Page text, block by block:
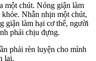
một chút. Nóng giận làm
Nhẫn nhịn một chút,
giận làm hại c‌ơ th‌ể, người
phải chịu đựng.
phải rèn luyện cho mình
lại.